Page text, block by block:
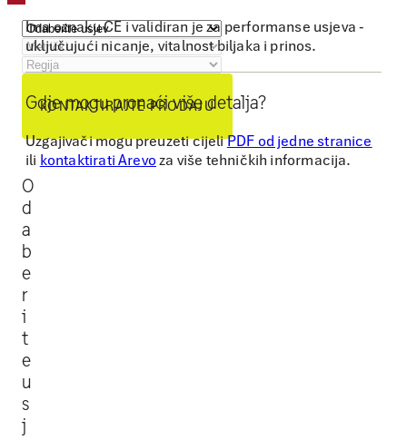
KONTAKTIRAJTE PRODAJU
O
d
a
b
e
r
i
t
e
u
s
j
m
o
l
i
j
a
n
j
e
u
j
e
v
a
Ima oznaku CE i validiran je za performanse usjeva -
uključujući nicanje, vitalnost biljaka i prinos.
Gdje mogu pronaći više detalja?
Uzgajivači mogu preuzeti cijeliPDF od jedne stranice
ili kontaktirati Arevoza više tehničkih informacija.